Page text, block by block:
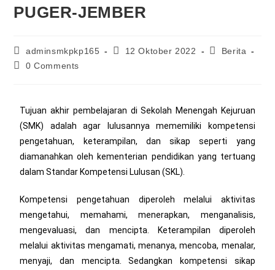
PUGER-JEMBER
adminsmkpkp165 12 Oktober 2022
Berita
0 Comments
Tujuan akhir pembelajaran di Sekolah Menengah Kejuruan
(SMK) adalah agar lulusannya mememiliki kompetensi
pengetahuan, keterampilan, dan sikap seperti yang
diamanahkan oleh kementerian pendidikan yang tertuang
dalam Standar Kompetensi Lulusan (SKL).
Kompetensi pengetahuan diperoleh melalui aktivitas
mengetahui, memahami, menerapkan, menganalisis,
mengevaluasi, dan mencipta. Keterampilan diperoleh
melalui aktivitas mengamati, menanya, mencoba, menalar,
menyaji, dan mencipta. Sedangkan kompetensi sikap